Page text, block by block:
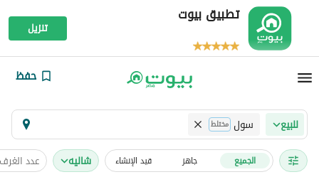
تطبيق بيوت
تنزيل
حفظ
للبيع سول مختلط
الجميع جاهز قيد الإنشاء شاليه عدد الغرف